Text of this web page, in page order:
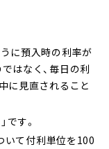
タップするだけ！
の最大5倍の金
で設定ができま
ます。
ただくと、最
に預入時の利率が
はなく、毎日の利
に見直されること
です。
いて付利単位を100